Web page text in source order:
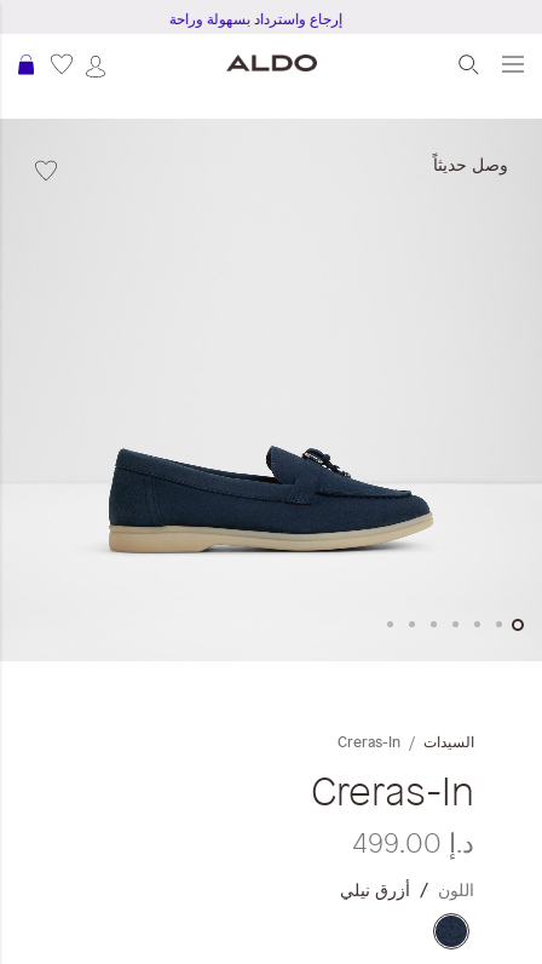
إرجاع واسترداد بسهولة وراحة
النهاية
وصل حديثاً
السيدات Creras-In
Creras-In
د.إ‏ 499.00
اللون أزرق نيلي